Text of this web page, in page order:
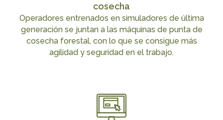
cosecha
Operadores entrenados en simuladores de última
generación se juntan a las máquinas de punta de
cosecha forestal, con lo que se consigue más
agilidad y seguridad en el trabajo.